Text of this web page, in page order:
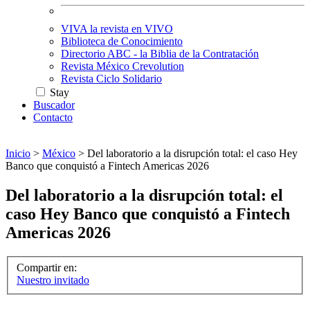
VIVA la revista en VIVO
Biblioteca de Conocimiento
Directorio ABC - la Biblia de la Contratación
Revista México Crevolution
Revista Ciclo Solidario
Stay
Buscador
Contacto
Inicio > México > Del laboratorio a la disrupción total: el caso Hey
Banco que conquistó a Fintech Americas 2026
Del laboratorio a la disrupción total: el
caso Hey Banco que conquistó a Fintech
Americas 2026
Compartir en:
Nuestro invitado